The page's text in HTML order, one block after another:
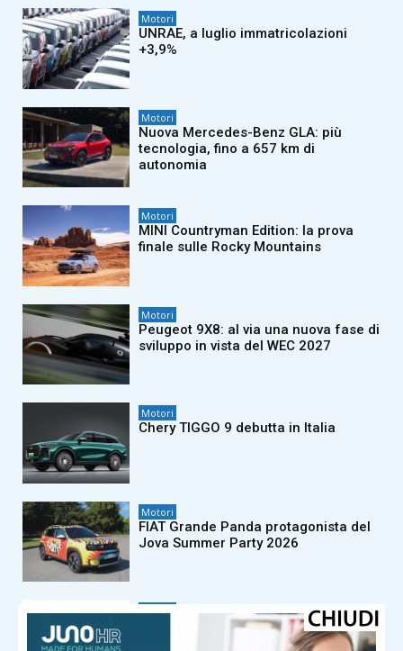
Motori
UNRAE, a luglio immatricolazioni
+3,9%
Motori
Nuova Mercedes-Benz GLA: più
tecnologia, fino a 657 km di
autonomia
Motori
MINI Countryman Edition: la prova
finale sulle Rocky Mountains
Motori
Peugeot 9X8: al via una nuova fase di
sviluppo in vista del WEC 2027
Motori
Chery TIGGO 9 debutta in Italia
Motori
FIAT Grande Panda protagonista del
Jova Summer Party 2026
Motori
FIAT Professional Ducato festeggia
45 anni di innovazione e leadership